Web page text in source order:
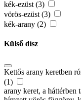
kék-ezüst (3)
vörös-ezüst (3)
kék-arany (2)
Külső dísz
Kettős arany keretben
(1)
arany keret, a háttérben